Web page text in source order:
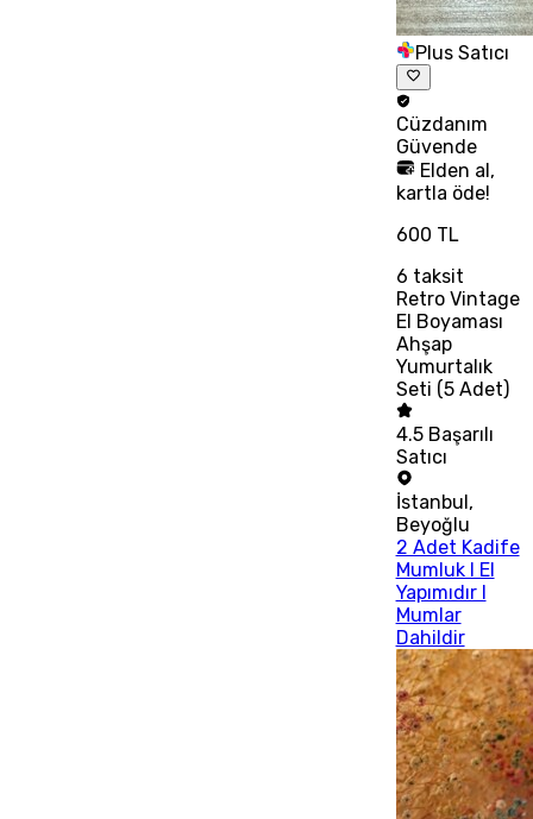
Plus Satıcı
Cüzdanım
Güvende
Elden al,
kartla öde!
600 TL
6 taksit
Retro Vintage
El Boyaması
Ahşap
Yumurtalık
Seti (5 Adet)
4.5 Başarılı
Satıcı
İstanbul,
Beyoğlu
2 Adet Kadife
Mumluk I El
Yapımıdır I
Mumlar
Dahildir